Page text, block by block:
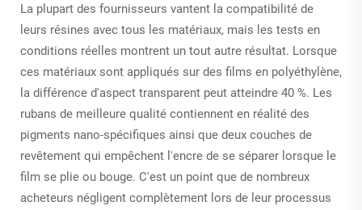
La plupart des fournisseurs vantent la compatibilité de
leurs résines avec tous les matériaux, mais les tests en
conditions réelles montrent un tout autre résultat. Lorsque
ces matériaux sont appliqués sur des films en polyéthylène,
la différence d'aspect transparent peut atteindre 40 %. Les
rubans de meilleure qualité contiennent en réalité des
pigments nano-spécifiques ainsi que deux couches de
revêtement qui empêchent l'encre de se séparer lorsque le
film se plie ou bouge. C'est un point que de nombreux
acheteurs négligent complètement lors de leur processus